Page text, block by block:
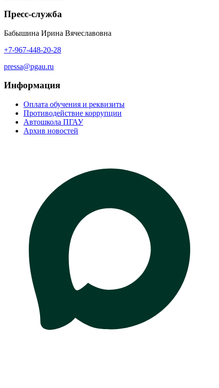
Пресс-служба
Бабышина Ирина Вячеславовна
+7-967-448-20-28
pressa@pgau.ru
Информация
Оплата обучения и реквизиты
Противодействие коррупции
Автошкола ПГАУ
Архив новостей